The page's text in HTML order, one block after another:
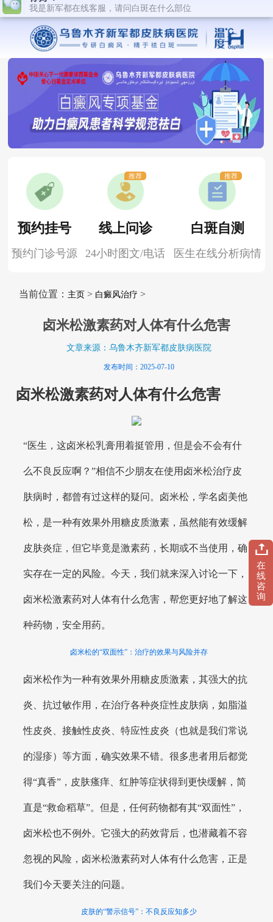
预约挂号
预约门诊号源
线上问诊
24小时图文/电话
推荐
白斑自测
医生在线分析病情
推荐
当前位置： 主页> 白癜风治疗 >
卤米松激素药对人体有什么危害
文章来源：乌鲁木齐新军都皮肤病医院
发布时间：2025-07-10
卤米松激素药对人体有什么危害
“医生，这卤米松乳膏用着挺管用，但是会不会有什
么不良反应啊？”相信不少朋友在使用卤米松治疗皮
肤病时，都曾有过这样的疑问。卤米松，学名卤美他
松，是一种有效果外用糖皮质激素，虽然能有效缓解
皮肤炎症，但它毕竟是激素药，长期或不当使用，确
实存在一定的风险。今天，我们就来深入讨论一下，
卤米松激素药对人体有什么危害，帮您更好地了解这
种药物，安全用药。
卤米松的“双面性”：治疗的效果与风险并存
卤米松作为一种有效果外用糖皮质激素，其强大的抗
炎、抗过敏作用，在治疗各种炎症性皮肤病，如脂溢
性皮炎、接触性皮炎、特应性皮炎（也就是我们常说
的湿疹）等方面，确实效果不错。很多患者用后都觉
得“真香”，皮肤瘙痒、红肿等症状得到更快缓解，简
直是“救命稻草”。但是，任何药物都有其“双面性”，
卤米松也不例外。它强大的药效背后，也潜藏着不容
忽视的风险，卤米松激素药对人体有什么危害，正是
我们今天要关注的问题。
皮肤的“警示信号”：不良反应知多少
在
线
咨
询